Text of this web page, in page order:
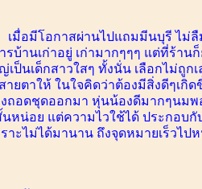
เมื่อมีโอกาสผ่านไปแถมมีนบุรี ไม่ลื
รบ้านเก่าอยู่ เก่ามากๆๆๆ แต่ที่ร้า
เป็นเด็กสาวใสๆ ทั้งนั่น เลือกไม่ถู
ายตาให้ ในใจคิดว่าต้องมีสิ่งดีๆเ
ถอดชุดออกมา หุ่นน้องดีมากๆนมพ
นหน่อย แต่ความไวใช้ได้ ประกอบ
ราะไม่ได้มานาน ถึงจุดหมายเร็วไ